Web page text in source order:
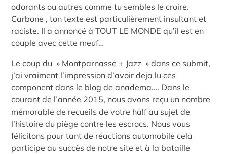
odorants ou autres comme tu sembles le croire.
Carbone , ton texte est particulièrement insultant et
raciste. Il a annoncé à TOUT LE MONDE qu’il est en
couple avec cette meuf…
Le coup du » Montparnasse + Jazz » dans ce submit,
j’ai vraiment l’impression d’avoir deja lu ces
component dans le blog de anadema…. Dans le
courant de l’année 2015, nous avons reçu un nombre
mémorable de recueils de votre half au sujet de
l’histoire du piège contre les escrocs. Nous vous
félicitons pour tant de réactions automobile cela
participe au succès de notre site et à la bataille